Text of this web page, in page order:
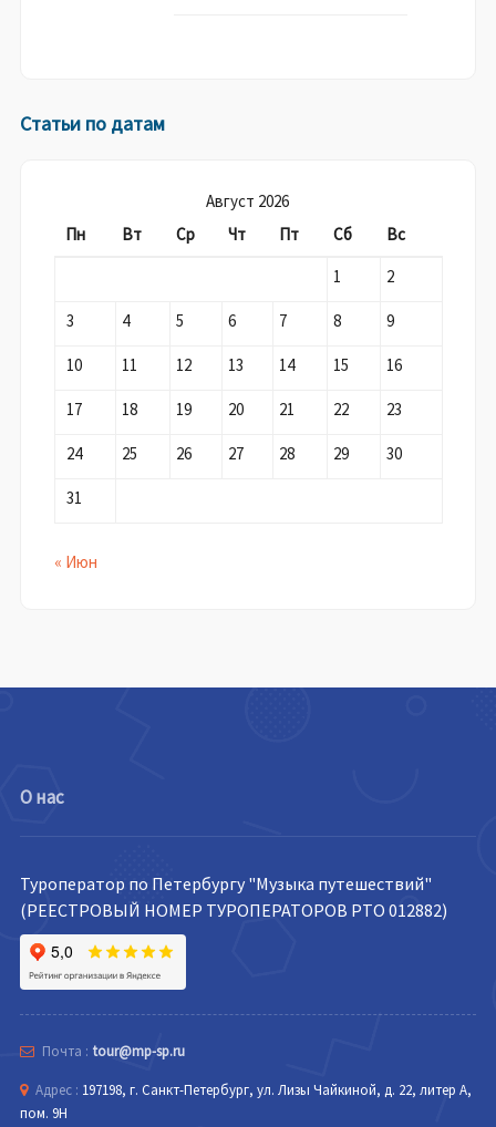
Статьи по датам
Август 2026
Пн
Вт Ср Чт Пт Сб
Вс
1
2
3 4 5 6 7 8 9
10 11 12 13 14 15 16
17 18 19 20 21 22 23
24 25 26 27 28 29 30
31
« Июн
О нас
Туроператор по Петербургу "Музыка путешествий"
(РЕЕСТРОВЫЙ НОМЕР ТУРОПЕРАТОРОВ РТО 012882)
Почта : tour@mp-sp.ru
Адрес : 197198, г. Санкт-Петербург, ул. Лизы Чайкиной, д. 22, литер А,
пом. 9Н